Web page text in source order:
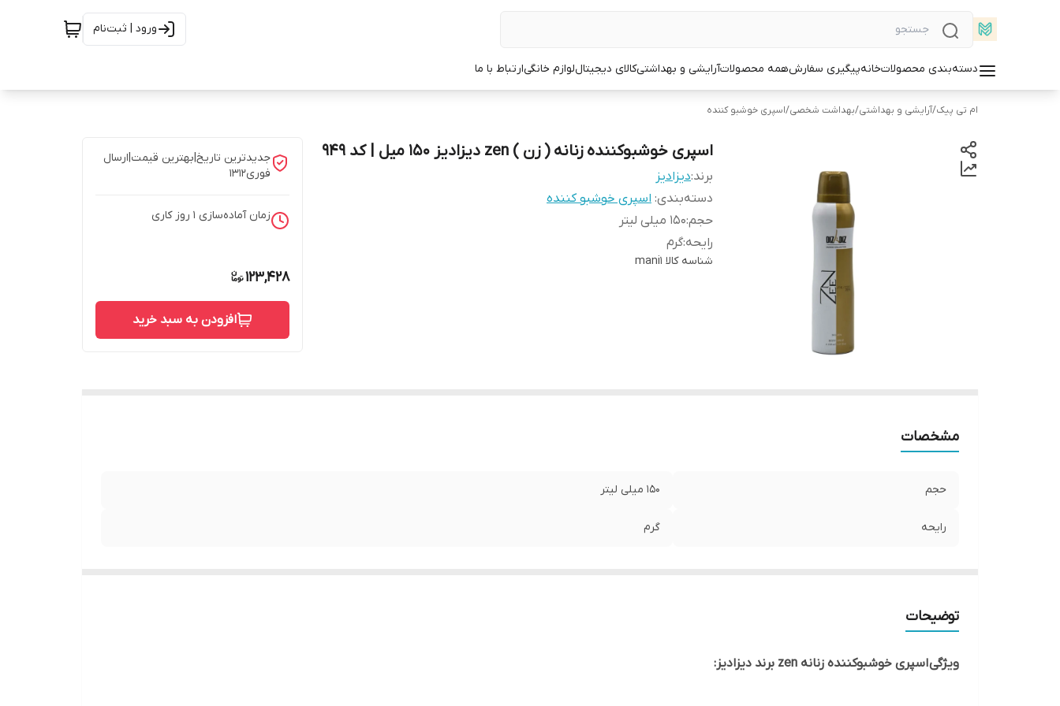
ورود | ثبت‌نام
دسته‌بندی محصولاتخانهپیگیری سفارشهمه محصولاتآرایشی و بهداشتیکالای دیجیتاللوازم خانگیارتباط با ما
ام تی پیک/آرایشی و بهداشتی/بهداشت شخصی/اسپری خوشبو کننده
اسپری خوشبوکننده زنانه ( زن ) zen دیزادیز 150 میل | کد 949
برند:دیزادیز
دسته‌بندی: اسپری خوشبو کننده
حجم:150 میلی لیتر
رایحه:گرم
شناسه کالا mani1
جدیدترین تاریخ|بهترین قیمت|ارسال
فوری1312
زمان آماده‌سازی 1 روز کاری
123,428
افزودن به سبد خرید
مشخصات
حجم 150 میلی لیتر
رایحه گرم
توضیحات
ویژگی اسپری خوشبوکننده زنانه zen برند دیزادیز: